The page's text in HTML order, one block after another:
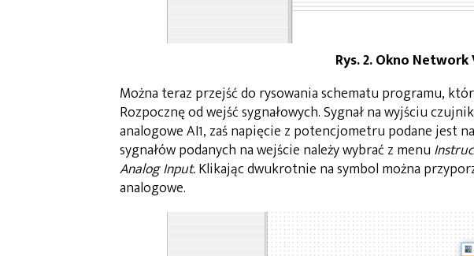
Rys. 2. Okno
Można teraz przejść do rysowania schematu programu,
Rozpocznę od wejść sygnałowych. Sygnał na wyjściu
analogowe AI1, zaś napięcie z potencjometru podane jest
sygnałów podanych na wejście należy wybrać z menu
Analog Input.Klikając dwukrotnie na symbol można
analogowe.